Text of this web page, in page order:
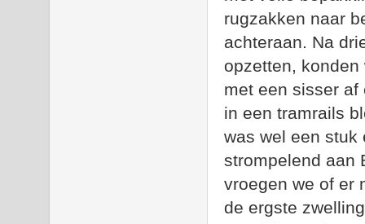
rugzakken naar
achteraan. Na
opzetten,
met een sisser af
in een tramrails
was wel een stuk
strompelend aan
vroegen we of er
de ergste